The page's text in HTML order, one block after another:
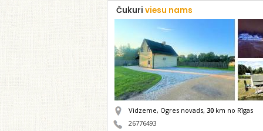
Čukuri viesu nams
Vidzeme, Ogres novads, 30 km no Rīgas
26776493